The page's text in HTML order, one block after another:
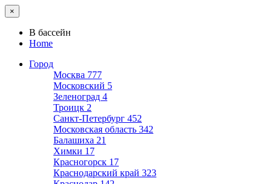
×
В бассейн
Home
Город
Москва 777
Московский 5
Зеленоград 4
Троицк 2
Санкт-Петербург 452
Московская область 342
Балашиха 21
Химки 17
Красногорск 17
Краснодарский край 323